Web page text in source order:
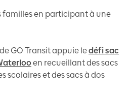
familles en participant à une
GO Transit appuie ledéfi sac
en recueillant des sacs
scolaires et des sacs à dos